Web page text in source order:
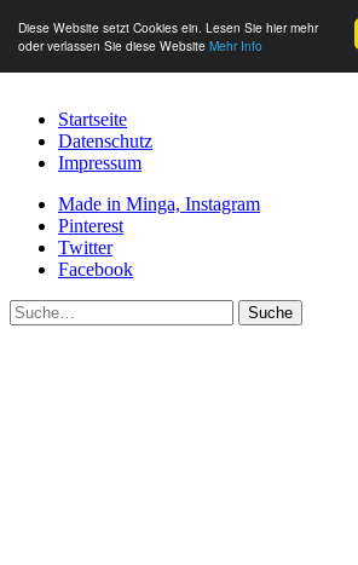
Diese Website setzt Cookies ein. Lesen Sie hier mehr
oder verlassen Sie diese Website Mehr Info
Startseite
Datenschutz
Impressum
Made in Minga, Instagram
Pinterest
Twitter
Facebook
Suche